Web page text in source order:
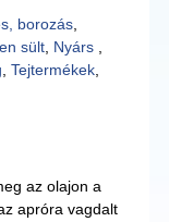
borozás,
sült, Nyárs
Tejtermékek,
az olajon a
apróra vagdalt